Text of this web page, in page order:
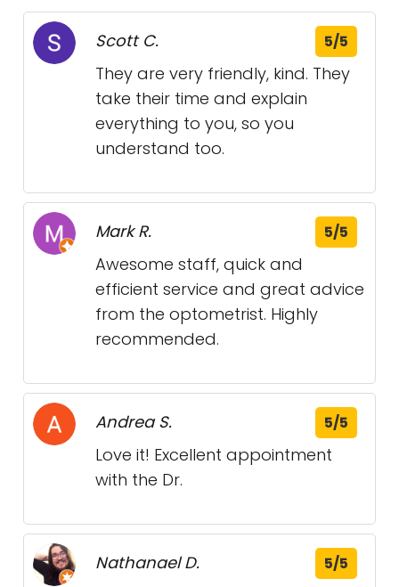
Scott C. 5/5
They are very friendly, kind. They
take their time and explain
everything to you, so you
understand too.
Mark R. 5/5
Awesome staff, quick and
efficient service and great advice
from the optometrist. Highly
recommended.
Andrea S. 5/5
Love it! Excellent appointment
with the Dr.
Nathanael D. 5/5